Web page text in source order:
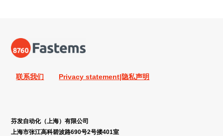
联系我们 Privacy statement|隐私声明
芬发自动化（上海）有限公司
上海市张江高科碧波路690号2号搂401室